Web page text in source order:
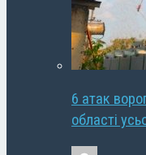
6 атак
області